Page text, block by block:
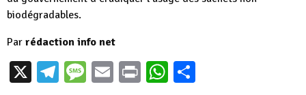
biodégradables.
Par rédaction info net
X Telegram
Message
EmailPrintWhatsApp